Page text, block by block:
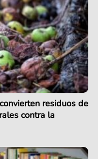
residuos de
contra la